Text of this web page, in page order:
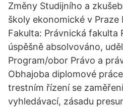
Změny Studijního a
školy ekonomické v Praze
Fakulta: Právnická fakulta
úspěšně absolvováno,
Program/obor Právo a
Obhajoba diplomové
trestním řízení se
vyhledávací, zásadu